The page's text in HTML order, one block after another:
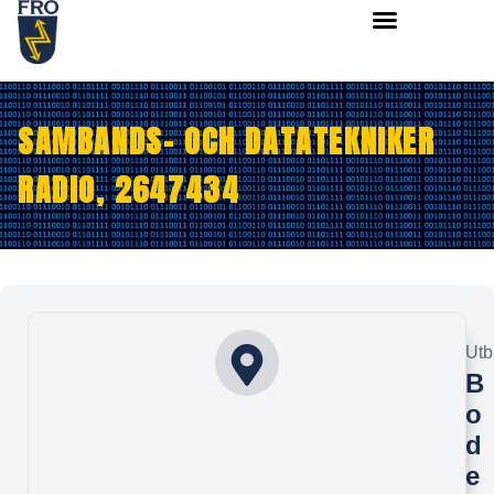
SAMBANDS- OCH DATATEKNIKER
RADIO, 2647434
B
o
d
e